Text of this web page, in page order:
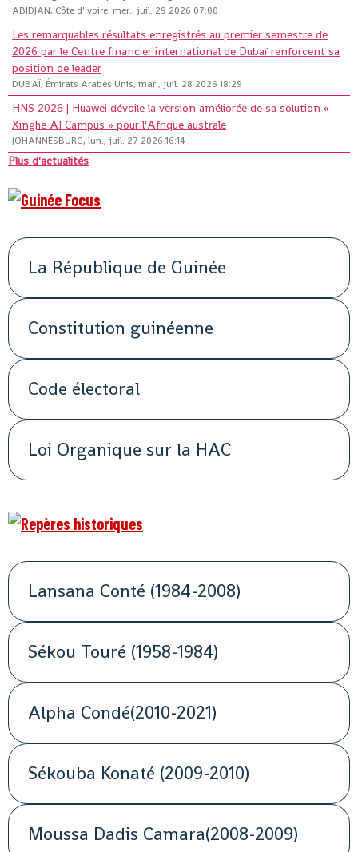
ABIDJAN, Côte d'Ivoire, mer., juil. 29 2026 07:00
Les remarquables résultats enregistrés au premier semestre de
2026 par le Centre financier international de Dubaï renforcent sa
position de leader
DUBAÏ, Émirats Arabes Unis, mar., juil. 28 2026 18:29
HNS 2026 | Huawei dévoile la version améliorée de sa solution «
Xinghe AI Campus » pour l'Afrique australe
JOHANNESBURG, lun., juil. 27 2026 16:14
Plus d'actualités
La République de Guinée
Constitution guinéenne
Code électoral
Loi Organique sur la HAC
Lansana Conté (1984-2008)
Sékou Touré (1958-1984)
Alpha Condé(2010-2021)
Sékouba Konaté (2009-2010)
Moussa Dadis Camara(2008-2009)